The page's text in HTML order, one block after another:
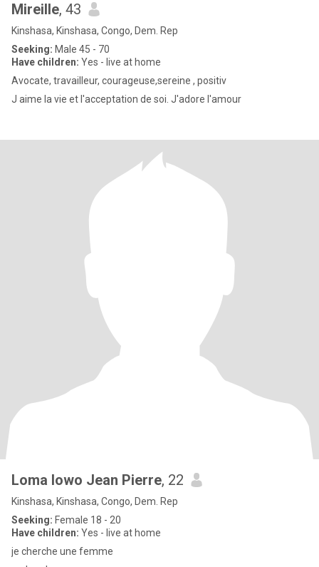
Mireille, 43
Kinshasa, Kinshasa, Congo, Dem. Rep
Seeking: Male 45 - 70
Have children: Yes - live at home
Avocate, travailleur, courageuse,sereine , positiv
J aime la vie et l'acceptation de soi. J'adore l'amour
Loma lowo Jean Pierre, 22
Kinshasa, Kinshasa, Congo, Dem. Rep
Seeking: Female 18 - 20
Have children: Yes - live at home
je cherche une femme